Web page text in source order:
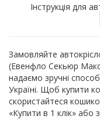
Інструкція для
Замовляйте
(Евенфло Секьюр
надаємо зручні
Україні. Щоб купити
скористайтеся
«Купити в 1 клік»